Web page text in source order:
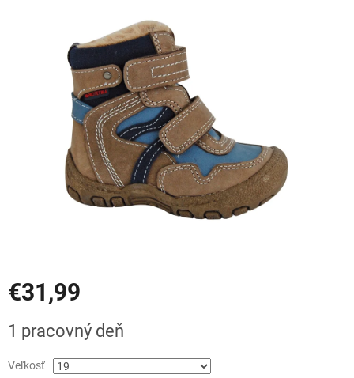
€31,99
cena:
1 pracovný deň
Veľkosť